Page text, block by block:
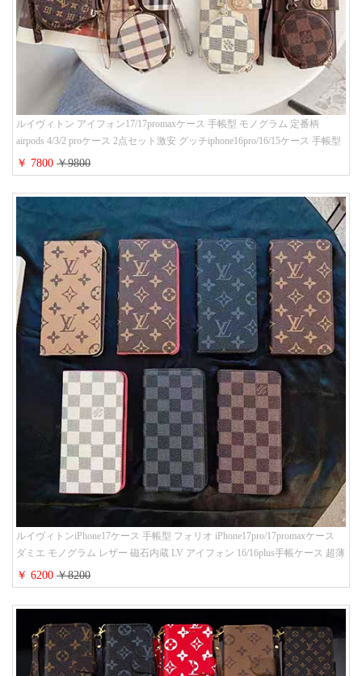
ルイヴィトン アイフォン17/17promaxケース 手帳型 モノグラム 定番柄
airpods 4/3/2 proケース 2点セット激安 グッチiphone16pro/16/15ケース 手帳型
財布カード入り 多機能 ハイ ブランド Galaxy S25/S24/S23手帳カバー おすす
め
￥ 7800￥9800
ルイヴィトンiPhone17ケース 手帳型 フォリオ iPhone17pro/17promaxケース
ダミエ モノグラム レザー 磁石内蔵 LV アイフォン 16/16plus手帳ケース 超薄
ビジネス風 メンズ レディース おしゃれ ブランドiphone15/14/13手帳型スマ
ホケース お 揃い
￥ 6200￥8200